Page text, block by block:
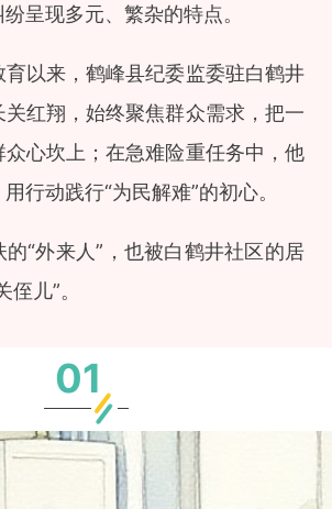
呈现多元、繁杂的特点。
以来，鹤峰县纪委监委驻白鹤井
红翔，始终聚焦群众需求，把一
心坎上；在急难险重任务中，他
行动践行“为民解难”的初心。
“外来人”，也被白鹤井社区的居
儿”。
01